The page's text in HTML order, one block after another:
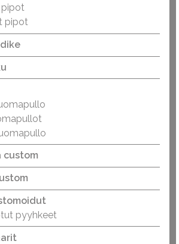
pipot
pipot
custom
pyyhkeet